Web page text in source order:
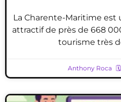
La Charente-Maritime
attractif de près de 668
tourisme très
Anthony Roca